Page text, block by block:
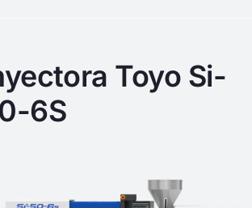
Toyo Si-
6S